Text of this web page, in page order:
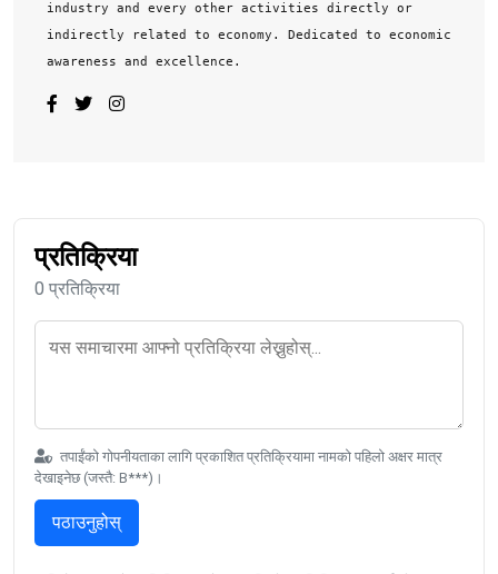
industry and every other activities directly or
indirectly related to economy. Dedicated to economic
awareness and excellence.
प्रतिक्रिया
0 प्रतिक्रिया
तपाईंको गोपनीयताका लागि प्रकाशित प्रतिक्रियामा नामको पहिलो अक्षर मात्र
देखाइनेछ (जस्तै: B***)।
पठाउनुहोस्